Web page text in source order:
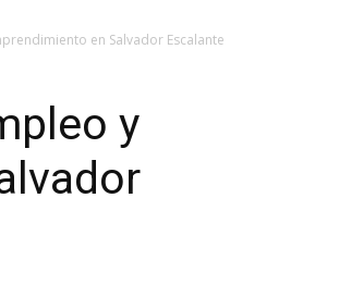
en Salvador Escalante
y